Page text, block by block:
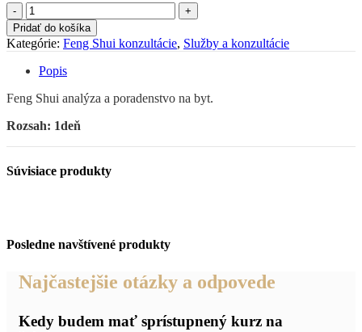
množstvo
Feng
Shui
analýza
byt
Pridať do košíka
Kategórie: Feng Shui konzultácie, Služby a konzultácie
Popis
Feng Shui analýza a poradenstvo na byt.
Rozsah: 1deň
Súvisiace produkty
Posledne navštívené produkty
Najčastejšie otázky a odpovede
Kedy budem mať sprístupnený kurz na